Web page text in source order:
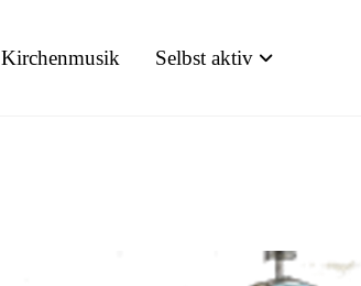
Kirchenmusik Selbst aktiv